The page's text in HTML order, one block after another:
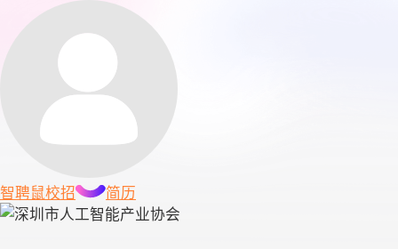
智聘鼠校招 简历